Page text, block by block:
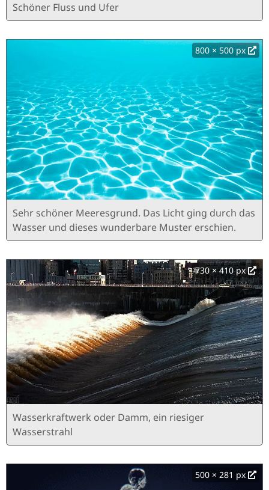
Schöner Fluss und Ufer
800 × 500 px
Sehr schöner Meeresgrund. Das Licht ging durch das
Wasser und dieses wunderbare Muster erschien.
730 × 410 px
Wasserkraftwerk oder Damm, ein riesiger
Wasserstrahl
500 × 281 px